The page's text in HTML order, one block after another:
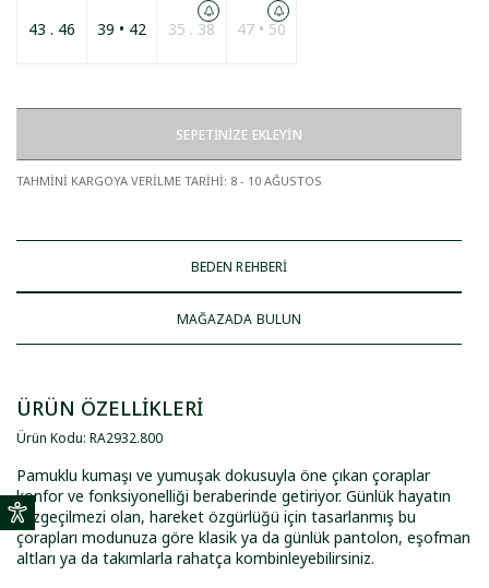
43 . 46 39 • 42 35 . 38 47 • 50
SEPETİNİZE EKLEYİN
TAHMİNİ KARGOYA VERİLME TARİHİ: 8 - 10 AĞUSTOS
BEDEN REHBERİ
MAĞAZADA BULUN
ÜRÜN ÖZELLİKLERİ
Ürün Kodu: RA2932.800
Pamuklu kumaşı ve yumuşak dokusuyla öne çıkan çoraplar
konfor ve fonksiyonelliği beraberinde getiriyor. Günlük hayatın
vazgeçilmezi olan, hareket özgürlüğü için tasarlanmış bu
çorapları modunuza göre klasik ya da günlük pantolon, eşofman
altları ya da takımlarla rahatça kombinleyebilirsiniz.